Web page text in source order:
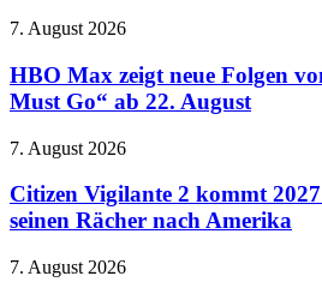
HBO
zeigt
neue
Folgen
„Conan
Must
Go“
22.
7. August 2026
HBO Max zeigt neue Folgen
Must Go“ ab 22. August
Citizen
2
kommt
2027:
Boll
7. August 2026
Citizen Vigilante 2 kommt
seinen Rächer nach Amerika
Huawei
7. August 2026